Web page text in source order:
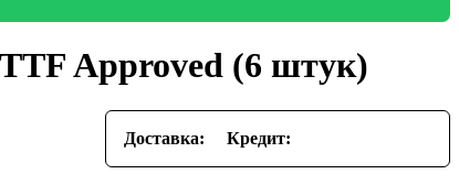
Approved (6 штук)
Доставка: Кредит: